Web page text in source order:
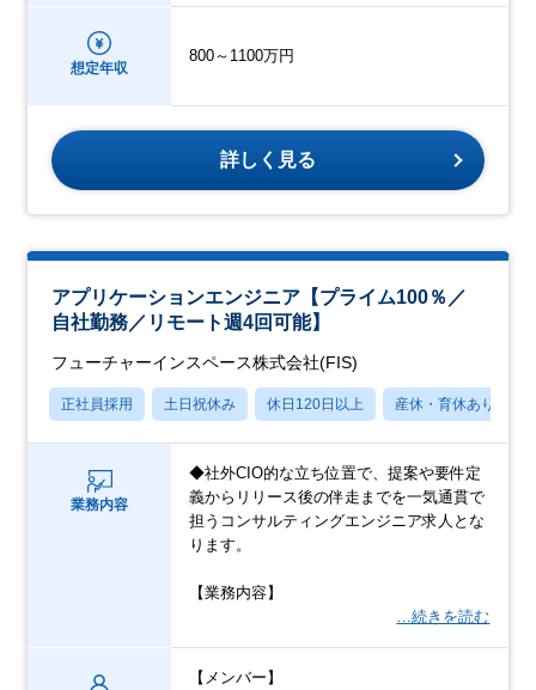
想定年収
800～1100万円
詳しく見る
アプリケーションエンジニア【プライム100％／
自社勤務／リモート週4回可能】
フューチャーインスペース株式会社(FIS)
正社員採用 土日祝休み 休日120日以上 産休・育休あり
業務内容
◆社外CIO的な立ち位置で、提案や要件定
義からリリース後の伴走までを一気通貫で
担うコンサルティングエンジニア求人とな
ります。
【業務内容】
…続きを読む
【メンバー】